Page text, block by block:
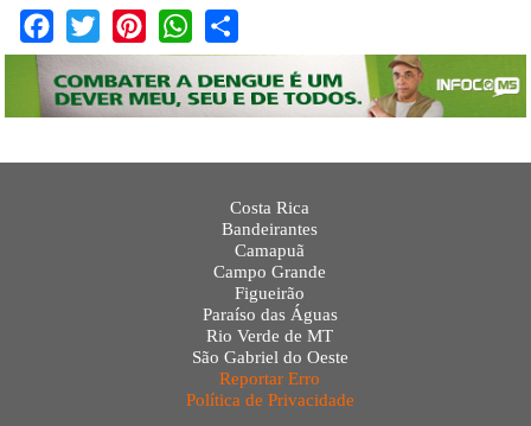
Facebook
Twitter PinterestWhatsApp
Costa Rica
Bandeirantes
Camapuã
Campo Grande
Figueirão
Paraíso das Águas
Rio Verde de MT
São Gabriel do Oeste
Reportar Erro
Política de Privacidade